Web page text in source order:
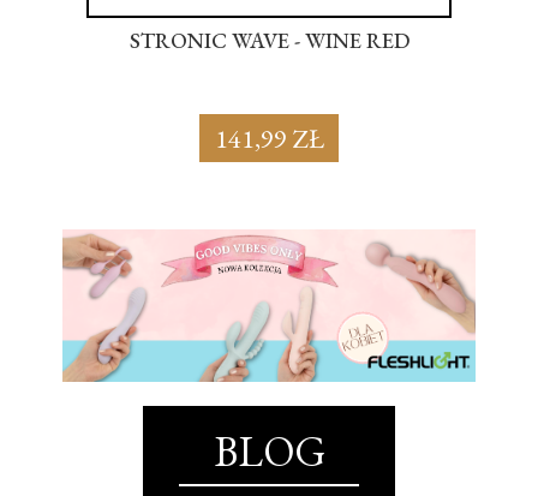
STRONIC WAVE - WINE RED
141,99 ZŁ
BLOG